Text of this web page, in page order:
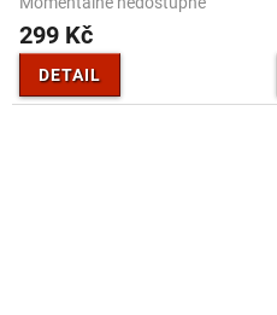
299 Kč
DETAIL